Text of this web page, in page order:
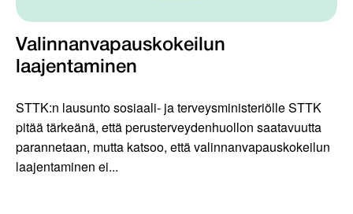
Valinnanvapauskokeilun
laajentaminen
STTK:n lausunto sosiaali- ja terveysministeriölle STTK
pitää tärkeänä, että perusterveydenhuollon saatavuutta
parannetaan, mutta katsoo, että valinnanvapauskokeilun
laajentaminen ei...